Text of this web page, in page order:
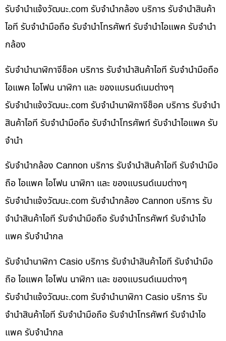
รับจํานําแจ้งวัฒนะ.com รับจำนำกล้อง บริการ รับจำนำสินค้า
ไอที รับจำนำมือถือ รับจำนำโทรศัพท์ รับจำนำไอแพค รับจำนำ
กล้อง
รับจำนำนาฬิกาจีช็อค บริการ รับจำนำสินค้าไอที รับจำนำมือถือ
ไอแพค ไอโฟน นาฬิกา และ ของแบรนด์เนมต่างๆ
รับจํานําแจ้งวัฒนะ.com รับจำนำนาฬิกาจีช็อค บริการ รับจำนำ
สินค้าไอที รับจำนำมือถือ รับจำนำโทรศัพท์ รับจำนำไอแพค รับ
จำนำ
รับจำนำกล้อง Cannon บริการ รับจำนำสินค้าไอที รับจำนำมือ
ถือ ไอแพค ไอโฟน นาฬิกา และ ของแบรนด์เนมต่างๆ
รับจํานําแจ้งวัฒนะ.com รับจำนำกล้อง Cannon บริการ รับ
จำนำสินค้าไอที รับจำนำมือถือ รับจำนำโทรศัพท์ รับจำนำไอ
แพค รับจำนำกล
รับจำนำนาฬิกา Casio บริการ รับจำนำสินค้าไอที รับจำนำมือ
ถือ ไอแพค ไอโฟน นาฬิกา และ ของแบรนด์เนมต่างๆ
รับจํานําแจ้งวัฒนะ.com รับจำนำนาฬิกา Casio บริการ รับ
จำนำสินค้าไอที รับจำนำมือถือ รับจำนำโทรศัพท์ รับจำนำไอ
แพค รับจำนำกล